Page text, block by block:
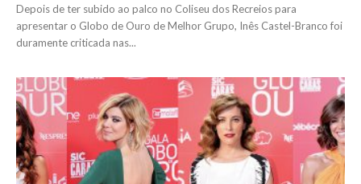
Depois de ter subido ao palco no Coliseu dos Recreios para
apresentar o Globo de Ouro de Melhor Grupo, Inês Castel-Branco foi
duramente criticada nas...